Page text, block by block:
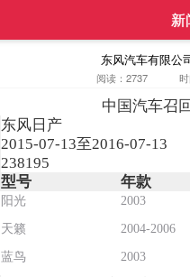
新
东风汽车有限公
阅读：2737
中国汽车召
东风日产
2015-07-13至2016-07-13
238195
型号 年款
阳光 2003
天籁 2004-2006
蓝鸟 2003